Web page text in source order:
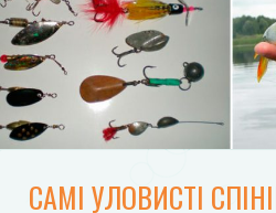
САМІ УЛОВИСТІ